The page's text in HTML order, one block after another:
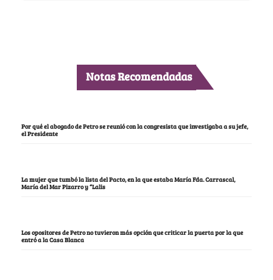
Notas Recomendadas
Por qué el abogado de Petro se reunió con la congresista que investigaba a su jefe,
el Presidente
La mujer que tumbó la lista del Pacto, en la que estaba María Fda. Carrascal,
María del Mar Pizarro y “Lalis
Los opositores de Petro no tuvieron más opción que criticar la puerta por la que
entró a la Casa Blanca